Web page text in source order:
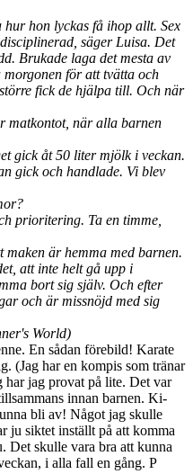
hon lyckas få ihop allt. Sex
säger Luisa. Det
Brukade laga det mesta av
för att tvätta och
fick de hjälpa till. Och när
matkontot, när alla barnen
gick åt 50 liter mjölk i veckan.
gick och handlade. Vi blev
prioritering. Ta en timme,
är hemma med barnen.
att inte helt gå upp i
bort sig själv. Och efter
och är missnöjd med sig
World)
En sådan förebild! Karate
(Jag har en kompis som tränar
jag provat på lite. Det var
innan barnen. Ki-
bli av! Något jag skulle
ju siktet inställt på att komma
Det skulle vara bra att kunna
i alla fall en gång. P